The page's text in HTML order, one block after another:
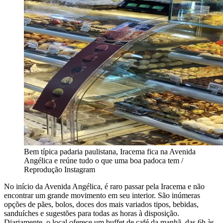
Bem típica padaria paulistana, Iracema fica na Avenida
Angélica e reúne tudo o que uma boa padoca tem /
Reprodução Instagram
No início da Avenida Angélica, é raro passar pela Iracema e não
encontrar um grande movimento em seu interior. São inúmeras
opções de pães, bolos, doces dos mais variados tipos, bebidas,
sanduíches e sugestões para todas as horas à disposição.